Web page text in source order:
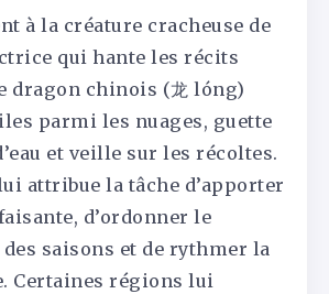
à la créature cracheuse de
qui hante les récits
dragon chinois (龙 lóng)
parmi les nuages, guette
et veille sur les récoltes.
attribue la tâche d’apporter
d’ordonner le
saisons et de rythmer la
Certaines régions lui